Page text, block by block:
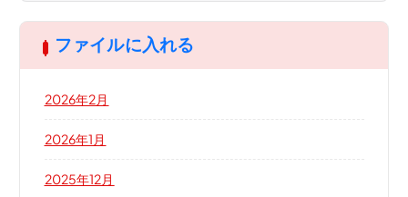
ファイルに入れる
2026年2月
2026年1月
2025年12月